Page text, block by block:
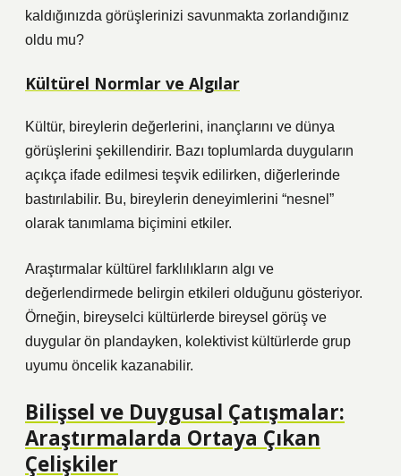
kaldığınızda görüşlerinizi savunmakta zorlandığınız
oldu mu?
Kültürel Normlar ve Algılar
Kültür, bireylerin değerlerini, inançlarını ve dünya
görüşlerini şekillendirir. Bazı toplumlarda duyguların
açıkça ifade edilmesi teşvik edilirken, diğerlerinde
bastırılabilir. Bu, bireylerin deneyimlerini “nesnel”
olarak tanımlama biçimini etkiler.
Araştırmalar kültürel farklılıkların algı ve
değerlendirmede belirgin etkileri olduğunu gösteriyor.
Örneğin, bireyselci kültürlerde bireysel görüş ve
duygular ön plandayken, kolektivist kültürlerde grup
uyumu öncelik kazanabilir.
Bilişsel ve Duygusal Çatışmalar:
Araştırmalarda Ortaya Çıkan
Çelişkiler